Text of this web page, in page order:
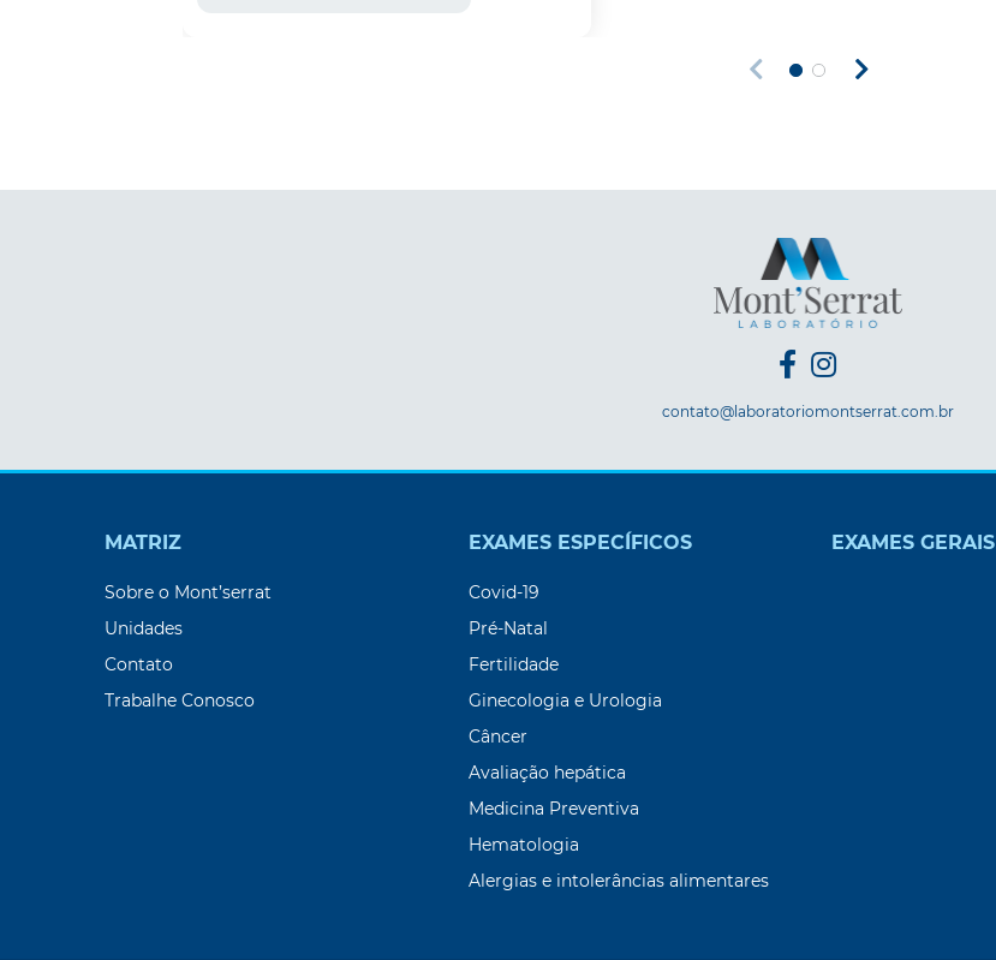
contato@laboratoriomontserrat.com.br
MATRIZ
Sobre o Mont’serrat
Unidades
Contato
Trabalhe Conosco
EXAMES ESPECÍFICOS
Covid-19
Pré-Natal
Fertilidade
Ginecologia e Urologia
Câncer
Avaliação hepática
Medicina Preventiva
Hematologia
Alergias e intolerâncias alimentares
EXAMES GERAIS